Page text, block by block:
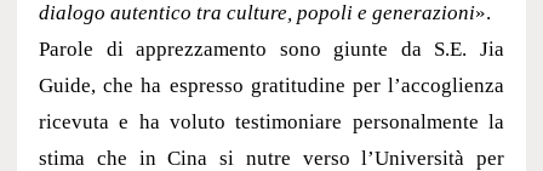
dialogo autentico tra culture, popoli e generazioni».
Parole di apprezzamento sono giunte da S.E. Jia
Guide, che ha espresso gratitudine per l’accoglienza
ricevuta e ha voluto testimoniare personalmente la
stima che in Cina si nutre verso l’Università per